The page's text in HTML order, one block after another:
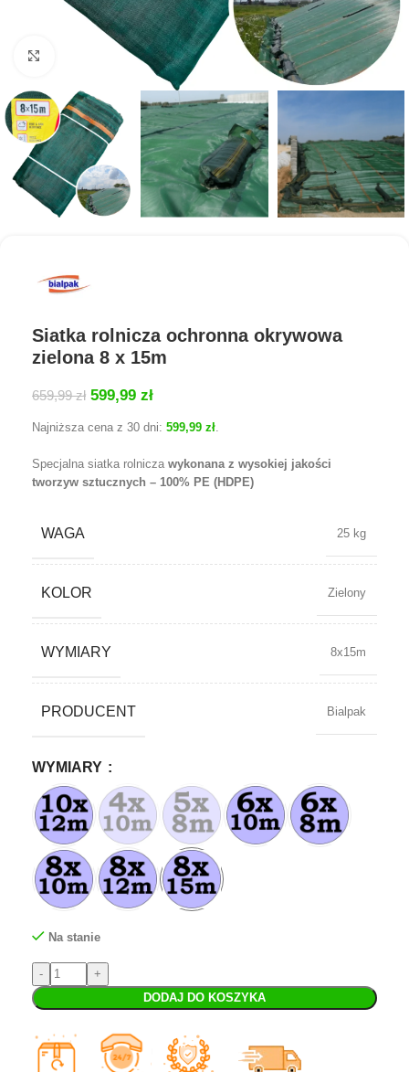
Kliknij aby powiększyć
Siatka rolnicza ochronna okrywowa
zielona 8 x 15m
659,99zł 599,99 zł
Najniższa cena z 30 dni: 599,99 zł
Specjalna siatka rolnicza wykonana z wysokiej jakości
tworzyw sztucznych – 100% PE (HDPE)
WAGA 25 kg
KOLOR Zielony
WYMIARY 8x15m
PRODUCENT Bialpak
WYMIARY
Na stanie
DODAJ DO KOSZYKA